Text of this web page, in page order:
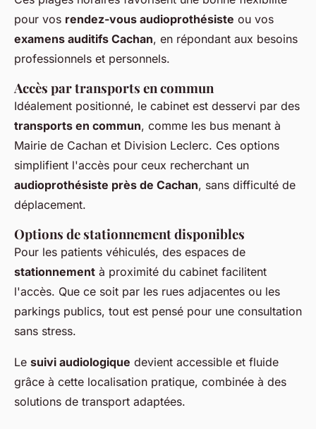
pour vos rendez-vous audioprothésiste ou vos
examens auditifs Cachan, en répondant aux besoins
professionnels et personnels.
Accès par transports en commun
Idéalement positionné, le cabinet est desservi par des
transports en commun, comme les bus menant à
Mairie de Cachan et Division Leclerc. Ces options
simplifient l'accès pour ceux recherchant un
audioprothésiste près de Cachan, sans difficulté de
déplacement.
Options de stationnement disponibles
Pour les patients véhiculés, des espaces de
stationnement à proximité du cabinet facilitent
l'accès. Que ce soit par les rues adjacentes ou les
parkings publics, tout est pensé pour une consultation
sans stress.
Le suivi audiologique devient accessible et fluide
grâce à cette localisation pratique, combinée à des
solutions de transport adaptées.